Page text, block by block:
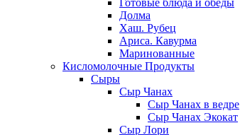
Готовые блюда и обеды
Долма
Хаш. Рубец
Ариса. Кавурма
Маринованные
Кисломолочные Продукты
Сыры
Сыр Чанах
Сыр Чанах в ведре
Сыр Чанах Экокат
Сыр Лори